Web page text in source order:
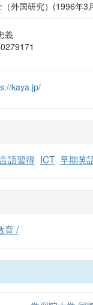
（外国研究）(1996年3
義
kaya.jp/
語習得 ICT 早期英
育 /